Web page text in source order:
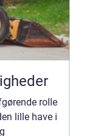
rolle
lille have i